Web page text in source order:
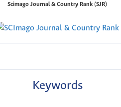
Scimago Journal & Country Rank (SJR)
Keywords